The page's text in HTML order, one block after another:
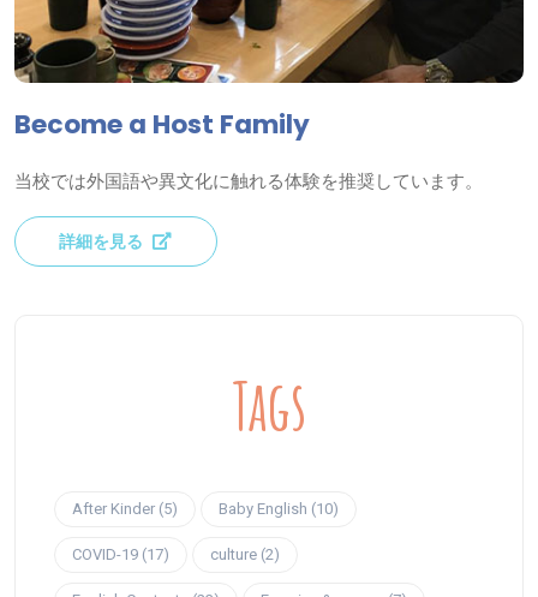
Become a Host Family
当校では外国語や異文化に触れる体験を推奨しています。
詳細を見る
Tags
After Kinder (5) Baby English (10)
COVID-19 (17) culture (2)